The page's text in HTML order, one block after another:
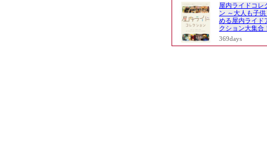
屋内ライドコレ
ン ～大人も子供
める屋内ライド
クション大集合
369days